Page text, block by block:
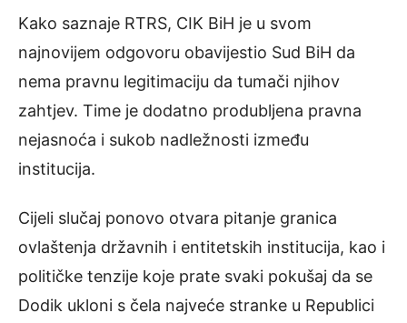
Kako saznaje RTRS, CIK BiH je u svom
najnovijem odgovoru obavijestio Sud BiH da
nema pravnu legitimaciju da tumači njihov
zahtjev. Time je dodatno produbljena pravna
nejasnoća i sukob nadležnosti između
institucija.
Cijeli slučaj ponovo otvara pitanje granica
ovlaštenja državnih i entitetskih institucija, kao i
političke tenzije koje prate svaki pokušaj da se
Dodik ukloni s čela najveće stranke u Republici